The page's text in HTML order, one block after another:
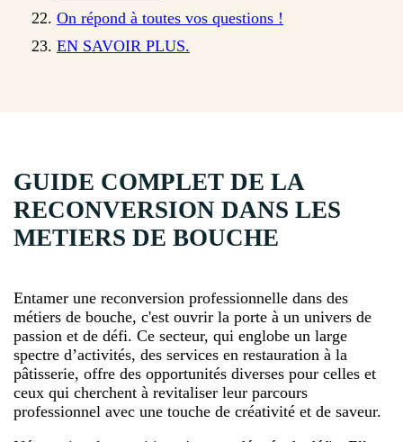
On répond à toutes vos questions !
EN SAVOIR PLUS.
GUIDE COMPLET DE LA
RECONVERSION DANS LES
METIERS DE BOUCHE
Entamer une reconversion professionnelle dans des
métiers de bouche, c'est ouvrir la porte à un univers de
passion et de défi. Ce secteur, qui englobe un large
spectre d’activités, des services en restauration à la
pâtisserie, offre des opportunités diverses pour celles et
ceux qui cherchent à revitaliser leur parcours
professionnel avec une touche de créativité et de saveur.